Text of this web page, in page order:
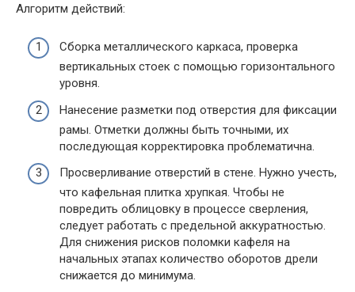
Алгоритм действий:
Сборка металлического каркаса, проверка
вертикальных стоек с помощью горизонтального
уровня.
Нанесение разметки под отверстия для фиксации
рамы. Отметки должны быть точными, их
последующая корректировка проблематична.
Просверливание отверстий в стене. Нужно учесть,
что кафельная плитка хрупкая. Чтобы не
повредить облицовку в процессе сверления,
следует работать с предельной аккуратностью.
Для снижения рисков поломки кафеля на
начальных этапах количество оборотов дрели
снижается до минимума.